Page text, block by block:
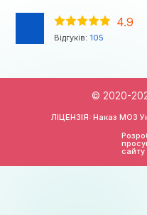
4.9
Відгуків: 105
© 2020-
ЛІЦЕНЗІЯ: Наказ МОЗ
сайту